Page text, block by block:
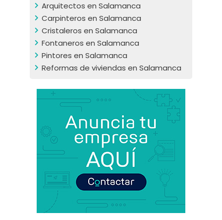
Arquitectos en Salamanca
Carpinteros en Salamanca
Cristaleros en Salamanca
Fontaneros en Salamanca
Pintores en Salamanca
Reformas de viviendas en Salamanca